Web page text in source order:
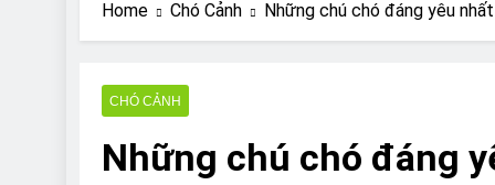
Are Bulldogs
7 Năm Ago
Can Bulldogs
Home Chó Cảnh Những chú chó đáng yêu
CHÓ CẢNH
Những chú chó đáng